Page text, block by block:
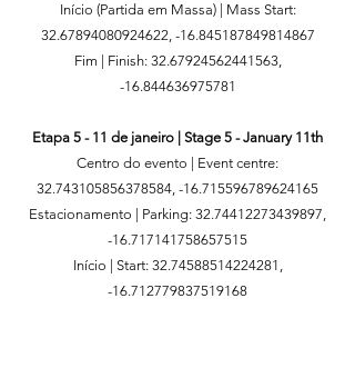
Início (Partida em Massa) | Mass Start:
32.67894080924622, -16.845187849814867
Fim | Finish: 32.67924562441563,
-16.844636975781
Etapa 5 - 11 de janeiro | Stage 5 - January 11th
Centro do evento | Event centre:
32.743105856378584, -16.715596789624165
Estacionamento | Parking: 32.74412273439897,
-16.717141758657515
Início | Start: 32.74588514224281 ,
-16.712779837519168